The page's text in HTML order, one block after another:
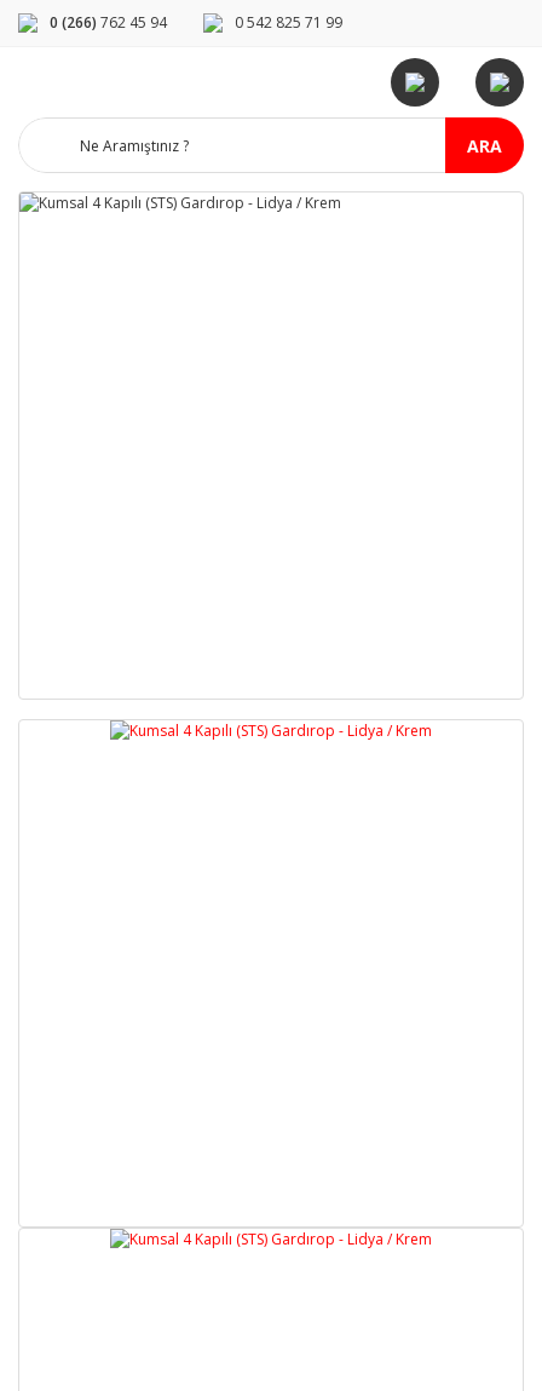
0 (266) 762 45 94 0 542 825 71 99
ARA